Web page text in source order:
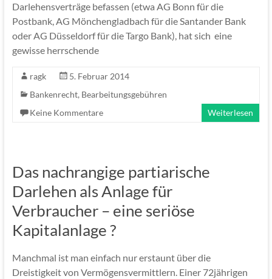
Darlehensverträge befassen (etwa AG Bonn für die
Postbank, AG Mönchengladbach für die Santander Bank
oder AG Düsseldorf für die Targo Bank), hat sich eine
gewisse herrschende
ragk
5. Februar 2014
Bankenrecht, Bearbeitungsgebühren
Keine Kommentare
Weiterlesen
Das nachrangige partiarische
Darlehen als Anlage für
Verbraucher – eine seriöse
Kapitalanlage ?
Manchmal ist man einfach nur erstaunt über die
Dreistigkeit von Vermögensvermittlern. Einer 72jährigen